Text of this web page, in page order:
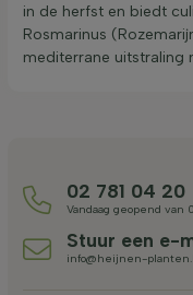
in de herfst en biedt
Rosmarinus
mediterrane uitstraling
02 781 04 20
Vandaag geopend van
Stuur een e-
info@heijnen-